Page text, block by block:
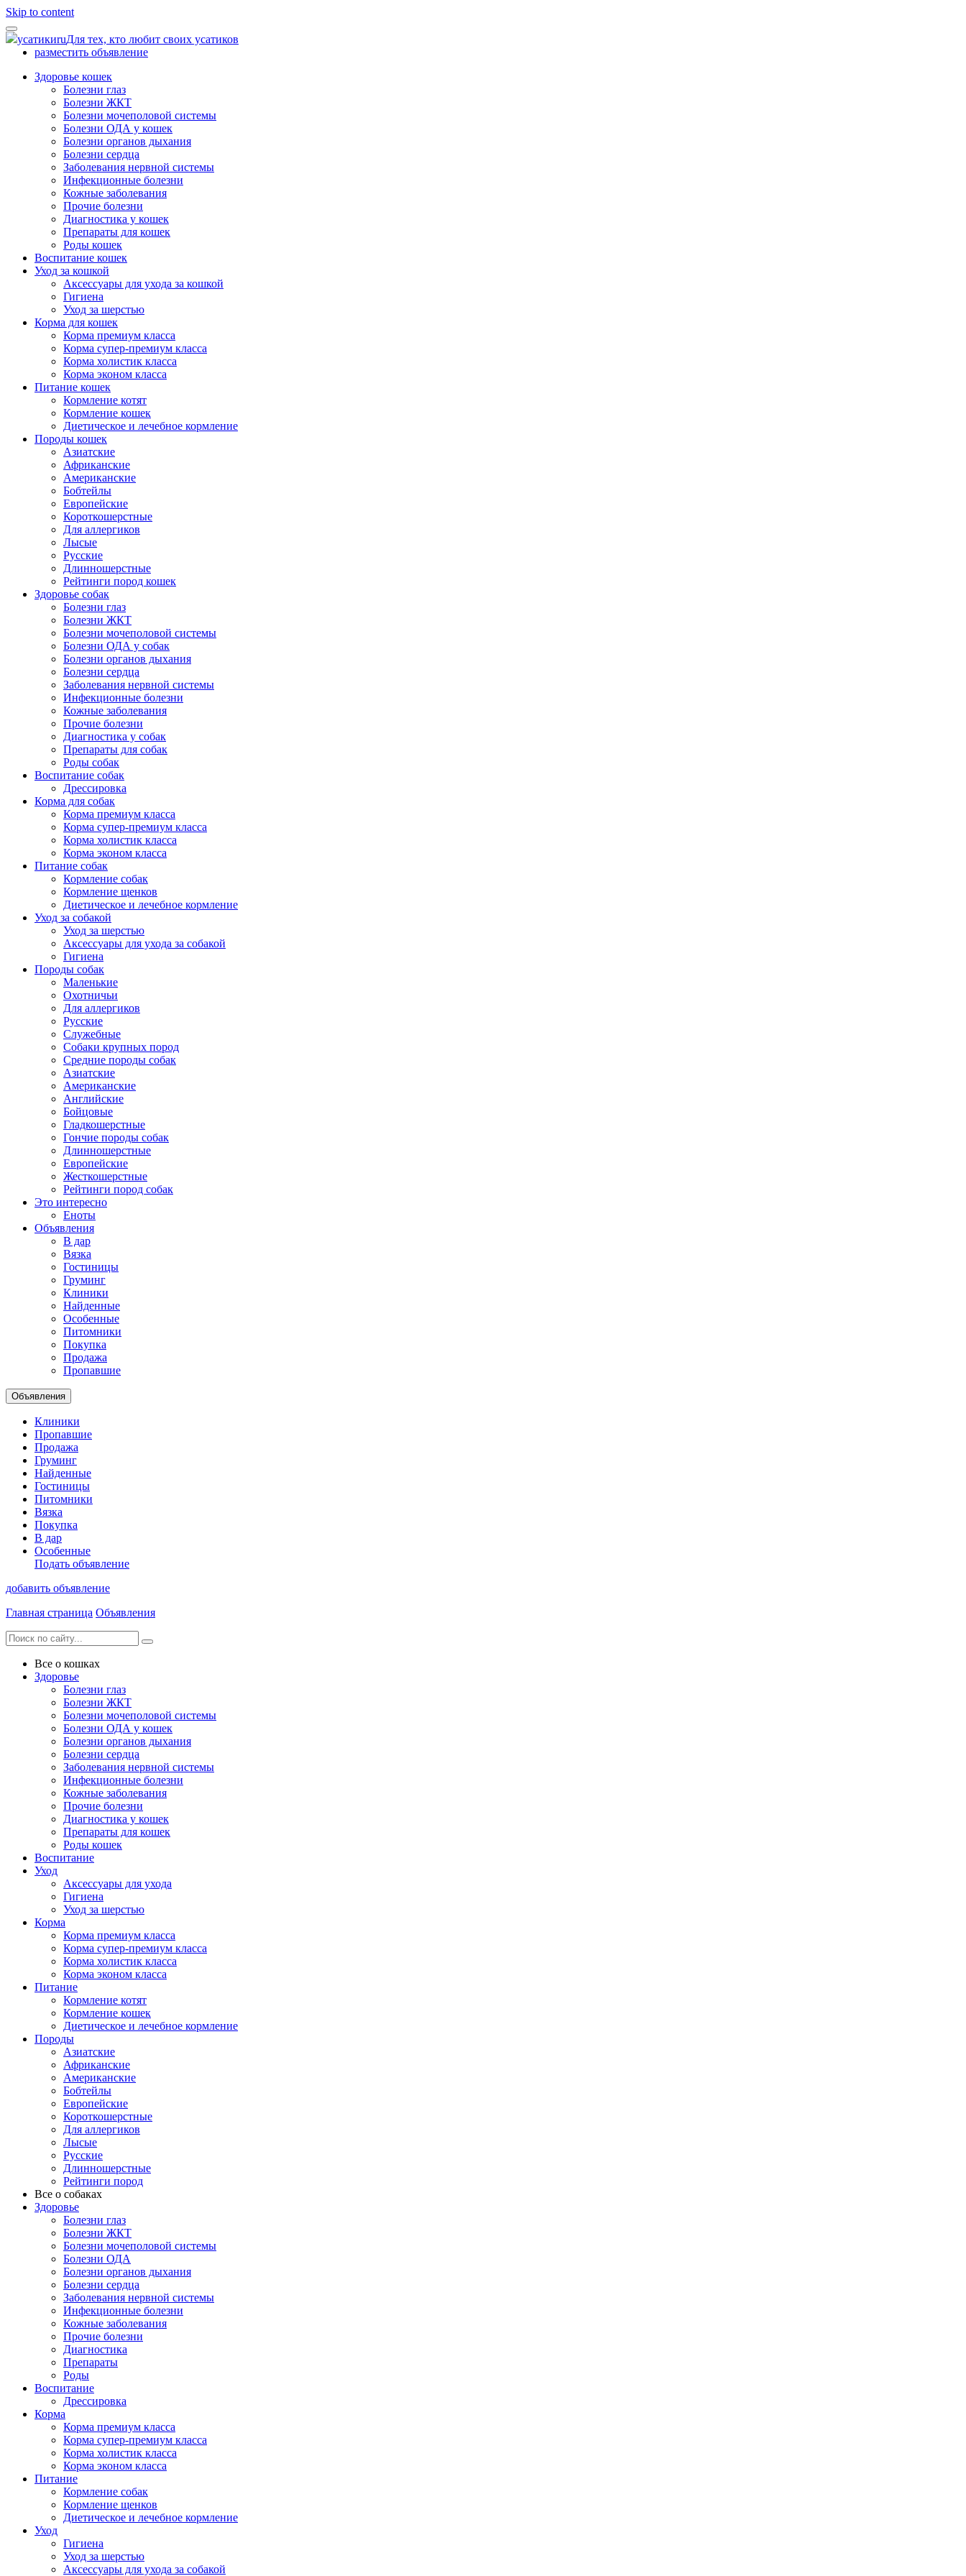
Skip to content
усатикиruДля тех, кто любит своих усатиков
разместить объявление
Здоровье кошек
Болезни глаз
Болезни ЖКТ
Болезни мочеполовой системы
Болезни ОДА у кошек
Болезни органов дыхания
Болезни сердца
Заболевания нервной системы
Инфекционные болезни
Кожные заболевания
Прочие болезни
Диагностика у кошек
Препараты для кошек
Роды кошек
Воспитание кошек
Уход за кошкой
Аксессуары для ухода за кошкой
Гигиена
Уход за шерстью
Корма для кошек
Корма премиум класса
Корма супер-премиум класса
Корма холистик класса
Корма эконом класса
Питание кошек
Кормление котят
Кормление кошек
Диетическое и лечебное кормление
Породы кошек
Азиатские
Африканские
Американские
Бобтейлы
Европейские
Короткошерстные
Для аллергиков
Лысые
Русские
Длинношерстные
Рейтинги пород кошек
Здоровье собак
Болезни глаз
Болезни ЖКТ
Болезни мочеполовой системы
Болезни ОДА у собак
Болезни органов дыхания
Болезни сердца
Заболевания нервной системы
Инфекционные болезни
Кожные заболевания
Прочие болезни
Диагностика у собак
Препараты для собак
Роды собак
Воспитание собак
Дрессировка
Корма для собак
Корма премиум класса
Корма супер-премиум класса
Корма холистик класса
Корма эконом класса
Питание собак
Кормление собак
Кормление щенков
Диетическое и лечебное кормление
Уход за собакой
Уход за шерстью
Аксессуары для ухода за собакой
Гигиена
Породы собак
Маленькие
Охотничьи
Для аллергиков
Русские
Служебные
Собаки крупных пород
Средние породы собак
Азиатские
Американские
Английские
Бойцовые
Гладкошерстные
Гончие породы собак
Длинношерстные
Европейские
Жесткошерстные
Рейтинги пород собак
Это интересно
Еноты
Объявления
В дар
Вязка
Гостиницы
Груминг
Клиники
Найденные
Особенные
Питомники
Покупка
Продажа
Пропавшие
Объявления
Клиники
Пропавшие
Продажа
Груминг
Найденные
Гостиницы
Питомники
Вязка
Покупка
В дар
Особенные
Подать объявление
добавить объявление
Главная страница Объявления
Все о кошках
Здоровье
Болезни глаз
Болезни ЖКТ
Болезни мочеполовой системы
Болезни ОДА у кошек
Болезни органов дыхания
Болезни сердца
Заболевания нервной системы
Инфекционные болезни
Кожные заболевания
Прочие болезни
Диагностика у кошек
Препараты для кошек
Роды кошек
Воспитание
Уход
Аксессуары для ухода
Гигиена
Уход за шерстью
Корма
Корма премиум класса
Корма супер-премиум класса
Корма холистик класса
Корма эконом класса
Питание
Кормление котят
Кормление кошек
Диетическое и лечебное кормление
Породы
Азиатские
Африканские
Американские
Бобтейлы
Европейские
Короткошерстные
Для аллергиков
Лысые
Русские
Длинношерстные
Рейтинги пород
Все о собаках
Здоровье
Болезни глаз
Болезни ЖКТ
Болезни мочеполовой системы
Болезни ОДА
Болезни органов дыхания
Болезни сердца
Заболевания нервной системы
Инфекционные болезни
Кожные заболевания
Прочие болезни
Диагностика
Препараты
Роды
Воспитание
Дрессировка
Корма
Корма премиум класса
Корма супер-премиум класса
Корма холистик класса
Корма эконом класса
Питание
Кормление собак
Кормление щенков
Диетическое и лечебное кормление
Уход
Гигиена
Уход за шерстью
Аксессуары для ухода за собакой